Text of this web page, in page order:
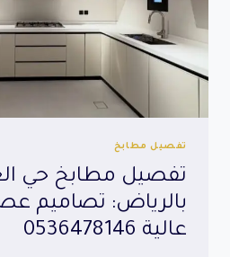
تفصيل مطابخ
تفصيل مطابخ حي
بالرياض: تصاميم
عالية 0536478146